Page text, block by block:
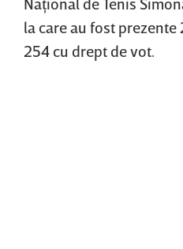
la care au fost
254 cu drept de vot.